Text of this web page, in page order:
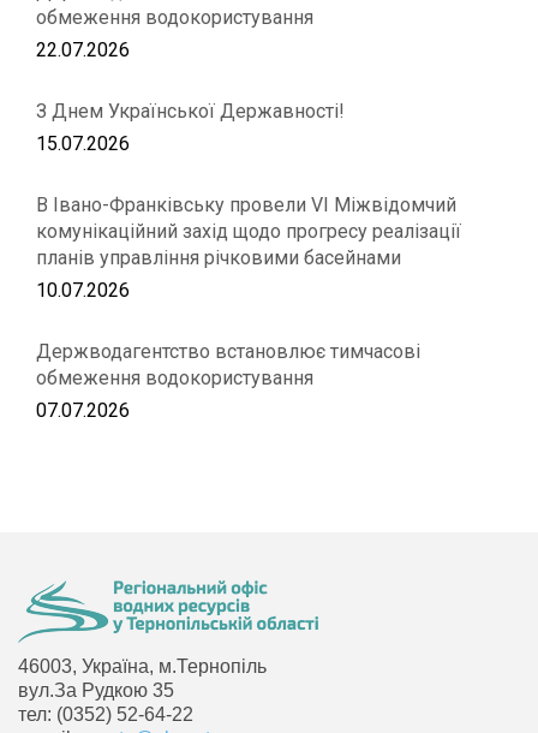
обмеження водокористування
22.07.2026
З Днем Української Державності!
15.07.2026
В Івано-Франківську провели VІ Міжвідомчий
комунікаційний захід щодо прогресу реалізації
планів управління річковими басейнами
10.07.2026
Держводагентство встановлює тимчасові
обмеження водокористування
07.07.2026
46003, Україна, м.Тернопіль
вул.За Рудкою 35
тел: (0352) 52-64-22